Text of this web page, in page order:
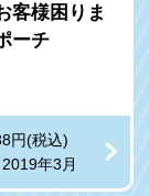
客様困りま
ーチ
円(税込)
年3月